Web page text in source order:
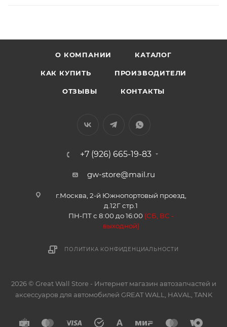
О КОМПАНИИ КАТАЛОГ
КАК КУПИТЬ ПРОИЗВОДИТЕЛИ
ОТЗЫВЫ КОНТАКТЫ
+7 (926) 665-19-83
gw-store@mail.ru
г.Москва, 2-й Южнопортовый проезд,
д.12Г стр.1
ПН-ПТ с 8:00 до 16:00 (СБ, ВС -
выходной)
ПОЛИТИКА КОНФИДЕНЦИАЛЬНОСТИ
2026 © Great Wall Store - Интернет магазин автозапчастей и
аксессуаров для автомобилей GREAT WALL, HAVAL, TANK